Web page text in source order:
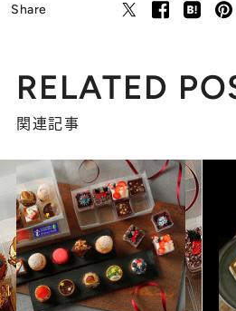
Share
RELATED
関連記事